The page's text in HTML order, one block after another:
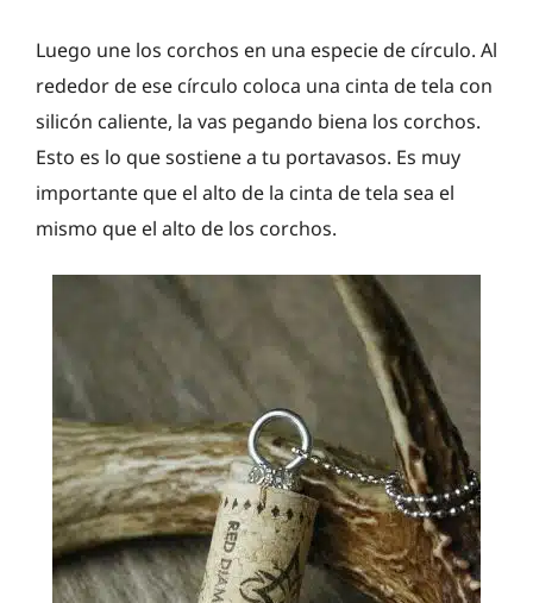
Luego une los corchos en una especie de círculo. Al
rededor de ese círculo coloca una cinta de tela con
silicón caliente, la vas pegando biena los corchos.
Esto es lo que sostiene a tu portavasos. Es muy
importante que el alto de la cinta de tela sea el
mismo que el alto de los corchos.